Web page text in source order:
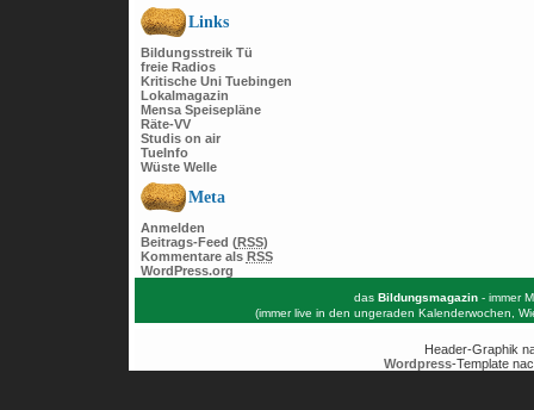
Links
Bildungsstreik Tü
freie Radios
Kritische Uni Tuebingen
Lokalmagazin
Mensa Speisepläne
Räte-VV
Studis on air
TueInfo
Wüste Welle
Meta
Anmelden
Beitrags-Feed (RSS)
Kommentare als RSS
WordPress.org
das Bildungsmagazin - immer
(immer live in den ungeraden Kalenderwochen,
Header-Graphik
Wordpress-Template